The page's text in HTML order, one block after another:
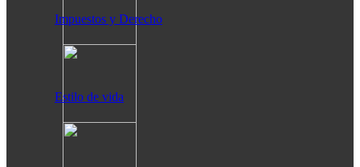
Impuestos y Derecho
Estilo de vida